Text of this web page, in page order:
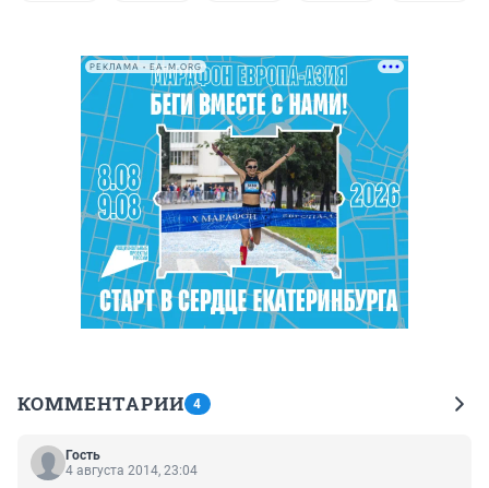
РЕКЛАМА • EA-M.ORG
КОММЕНТАРИИ 4
Гость
4 августа 2014, 23:04